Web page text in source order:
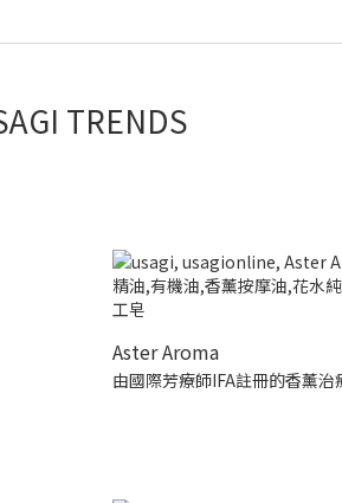
TRENDS
Aster Aroma
由國際芳療師IFA註冊的香薰治